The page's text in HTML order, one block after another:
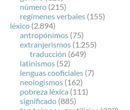
número (215)
regímenes verbales (155)
léxico (2.894)
antropónimos (75)
extranjerismos (1.255)
traducción (649)
latinismos (52)
lenguas cooficiales (7)
neologismos (162)
pobreza léxica (111)
significado (885)